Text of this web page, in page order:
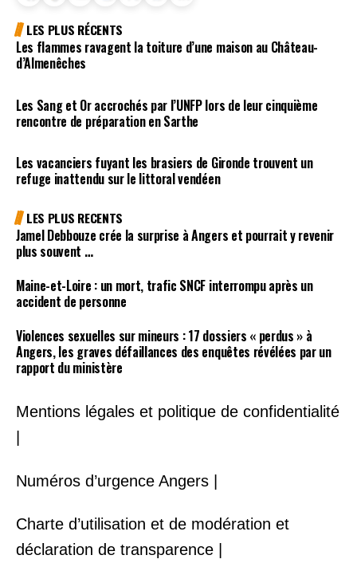
LES PLUS RÉCENTS
Les flammes ravagent la toiture d’une maison au Château-
d’Almenêches
Les Sang et Or accrochés par l’UNFP lors de leur cinquième
rencontre de préparation en Sarthe
Les vacanciers fuyant les brasiers de Gironde trouvent un
refuge inattendu sur le littoral vendéen
LES PLUS RECENTS
Jamel Debbouze crée la surprise à Angers et pourrait y revenir
plus souvent …
Maine-et-Loire : un mort, trafic SNCF interrompu après un
accident de personne
Violences sexuelles sur mineurs : 17 dossiers « perdus » à
Angers, les graves défaillances des enquêtes révélées par un
rapport du ministère
Mentions légales et politique de confidentialité
Numéros d’urgence Angers |
Charte d’utilisation et de modération et
déclaration de transparence |